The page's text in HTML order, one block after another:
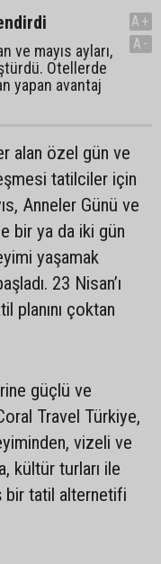
ve mayıs ayları,
Otellerde
yapan avantaj
A+
A-
alan özel gün ve
tatilciler için
Anneler Günü ve
bir ya da iki gün
yaşamak
23 Nisan’ı
planını çoktan
güçlü ve
Travel Türkiye,
vizeli ve
kültür turları ile
bir tatil alternetifi